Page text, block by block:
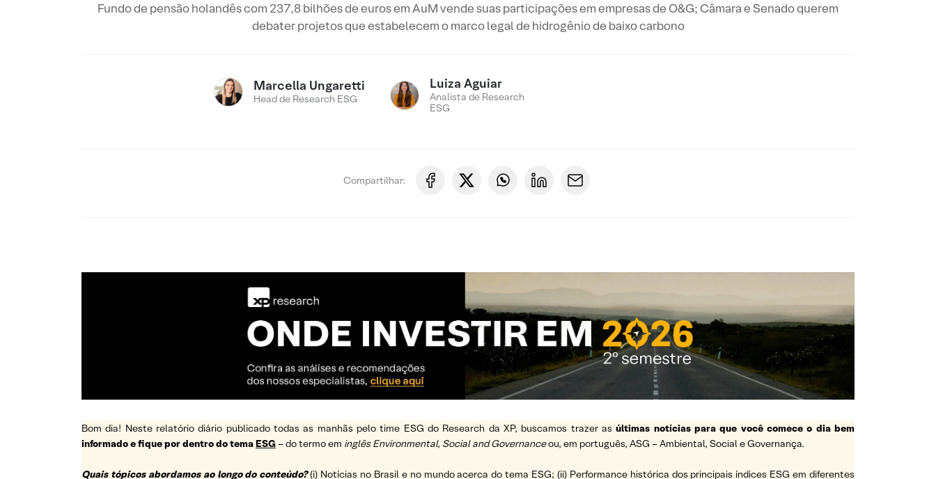
Fundo de pensão holandês com 237,8 bilhões de euros em AuM vende suas participações em empresas de O&G; Câmara e Senado querem
debater projetos que estabelecem o marco legal de hidrogênio de baixo carbono
Marcella Ungaretti
Head de Research ESG
Luiza Aguiar
Analista de Research
ESG
Compartilhar:
Bom dia! Neste relatório diário publicado todas as manhãs pelo time ESG do Research da XP, buscamos trazer asúltimas notícias para que você comece o dia bem
informado e fique por dentro do tema ESG – do termo em inglês Environmental, Social and Governanceou, em português, ASG – Ambiental, Social e Governança.
Quais tópicos abordamos ao longo do conteúdo? (i) Notícias no Brasil e no mundo acerca do tema ESG; (ii) Performance histórica dos principais índices ESG em diferentes